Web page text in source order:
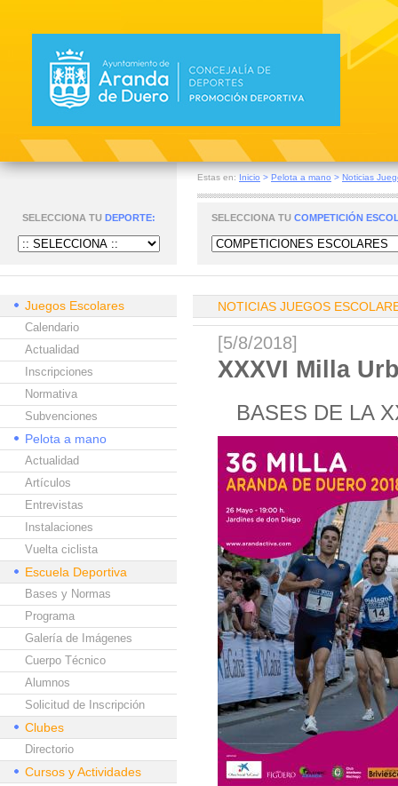
Estas en: Inicio > Pelota a mano > Noticias
SELECCIONA TU DEPORTE: SELECCIONA TU COMPETICIÓN
Juegos Escolares
Calendario
Actualidad
Inscripciones
Normativa
Subvenciones
Pelota a mano
Actualidad
Artículos
Entrevistas
Instalaciones
Vuelta ciclista
Escuela Deportiva
Bases y Normas
Programa
Galería de Imágenes
Cuerpo Técnico
Alumnos
Solicitud de Inscripción
Clubes
Directorio
Cursos y Actividades
NOTICIAS JUEGOS
[5/8/2018]
XXXVI Milla
BASES DE LA